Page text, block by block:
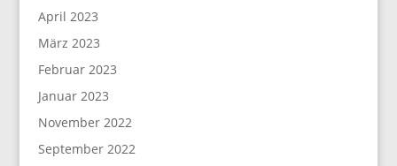
April 2023
März 2023
Februar 2023
Januar 2023
November 2022
September 2022